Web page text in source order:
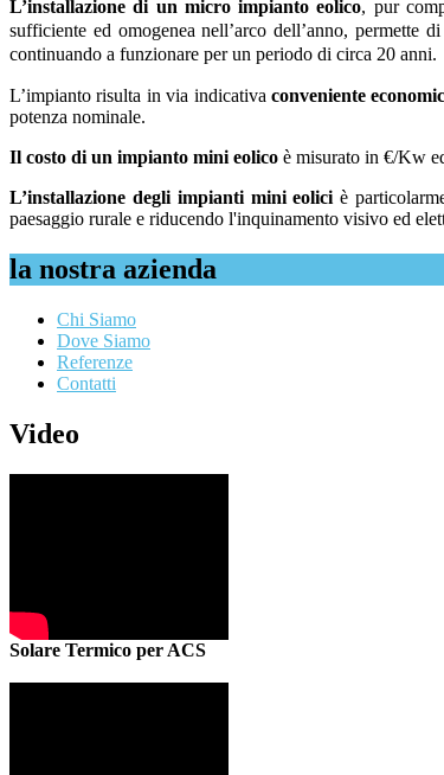
L’installazione di un micro impianto eolico, pur
sufficiente ed omogenea nell’arco dell’anno,
continuando a funzionare per un periodo di circa 20 anni.
L’impianto risulta in via indicativaconveniente
potenza nominale.
Il costo di un impianto mini eolico è misurato in €/Kw
L’installazione degli impianti mini eolici è
paesaggio rurale e riducendo l'inquinamento visivo ed
la nostra azienda
Chi Siamo
Dove Siamo
Referenze
Contatti
Video
Solare Termico per ACS